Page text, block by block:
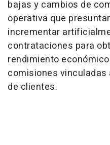
bajas y cambios de
operativa que
incrementar
contrataciones para
rendimiento
comisiones
de clientes.